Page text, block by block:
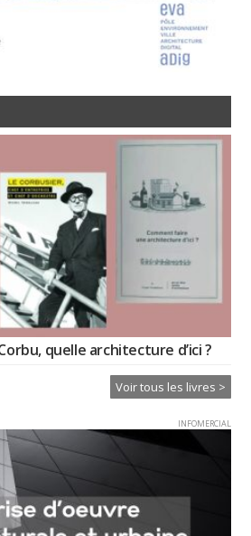
quelle architecture d’ici ?
Voir tous les livres >
INFOMERCIAL